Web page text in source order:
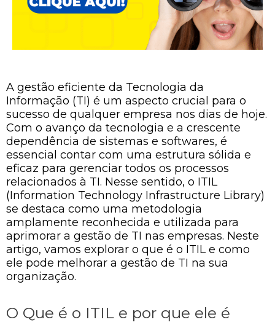
A gestão eficiente da Tecnologia da
Informação (TI) é um aspecto crucial para o
sucesso de qualquer empresa nos dias de hoje.
Com o avanço da tecnologia e a crescente
dependência de sistemas e softwares, é
essencial contar com uma estrutura sólida e
eficaz para gerenciar todos os processos
relacionados à TI. Nesse sentido, o ITIL
(Information Technology Infrastructure Library)
se destaca como uma metodologia
amplamente reconhecida e utilizada para
aprimorar a gestão de TI nas empresas. Neste
artigo, vamos explorar o que é o ITIL e como
ele pode melhorar a gestão de TI na sua
organização.
O Que é o ITIL e por que ele é